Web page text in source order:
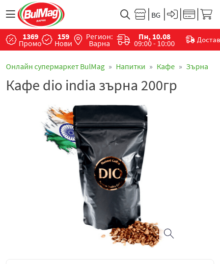
1369
Промо
159
Нови
Регион:
Варна
Пн, 10.08
09:00 - 10:00
Онлайн супермаркет BulMag Напитки Кафе Зърна
Кафе dio india зърна 200гр